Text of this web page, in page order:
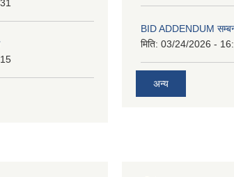
BID ADDENDUM
मिति: 03/24/2026 -
अन्य